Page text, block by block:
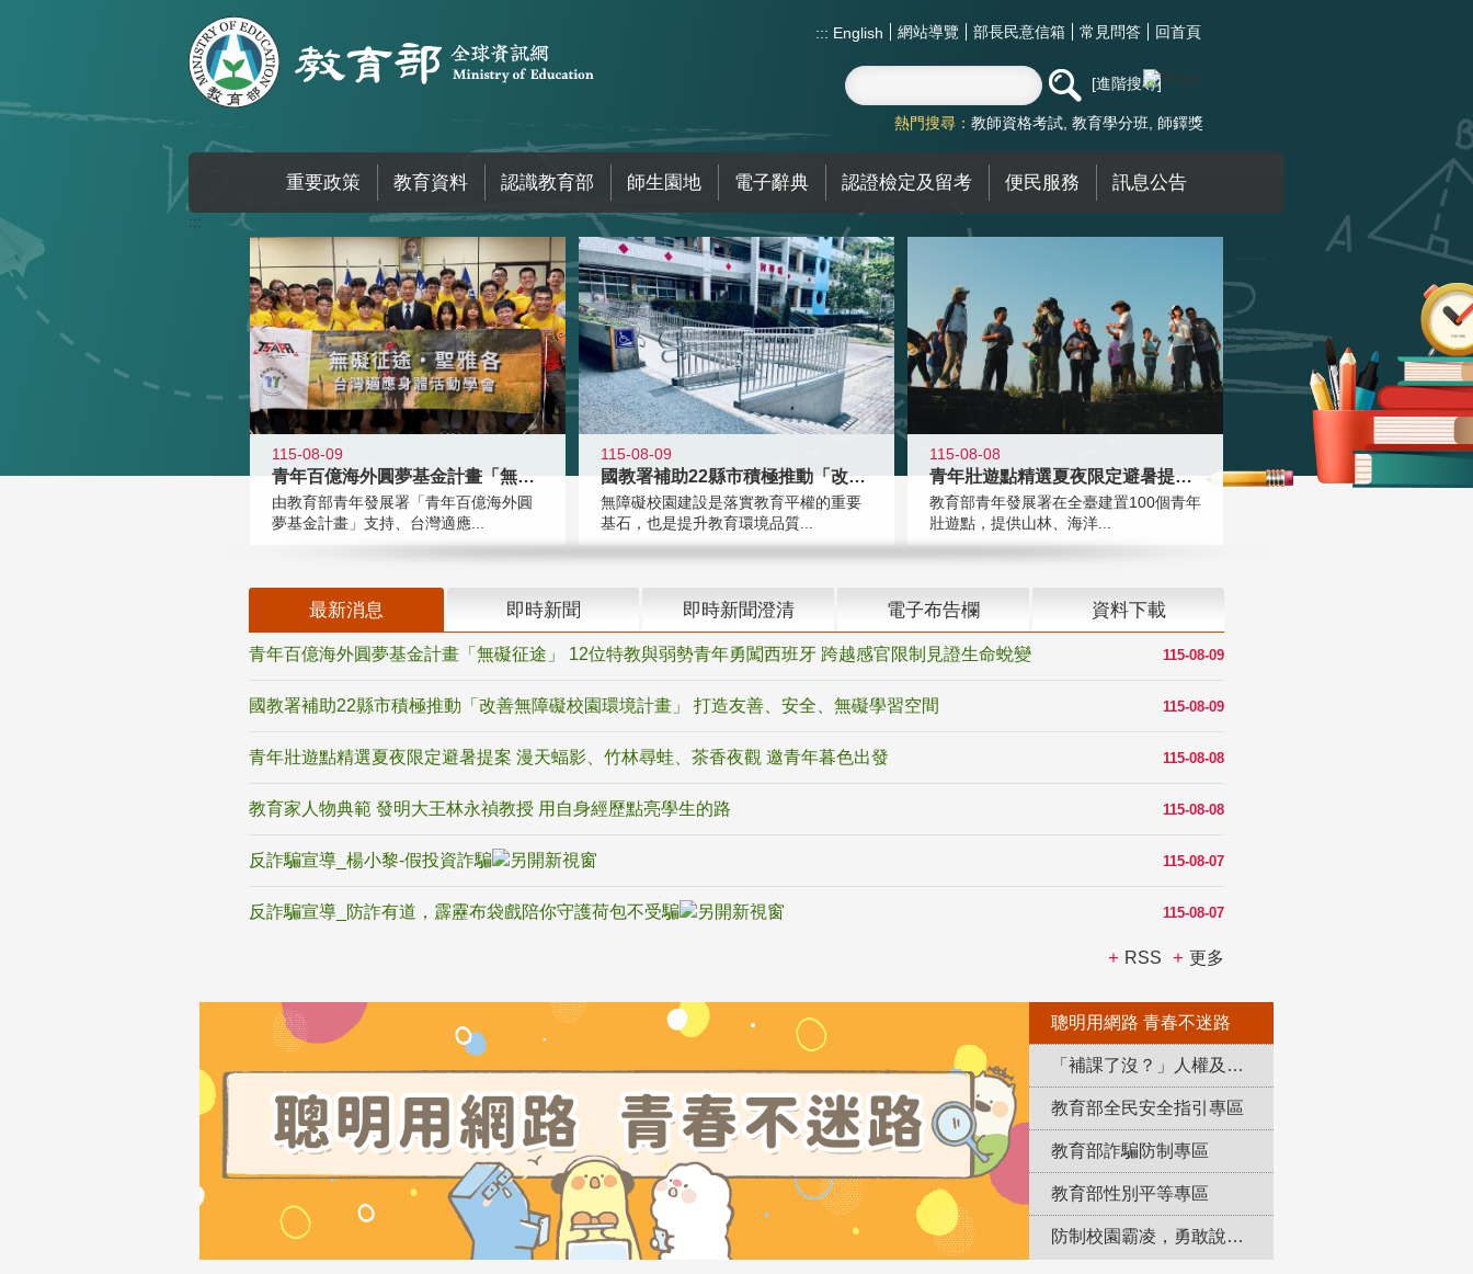
::: English 網站導覽 部長民意信箱 常見問答 回首頁
進階搜尋
熱門搜尋： 教師資格考試 教育學分班 師鐸獎
重要政策 教育資料 認識教育部 師生園地 電子辭典 認證檢定及留考 便民服務 訊息公告
:::
115-08-09
青年百億海外圓夢基金計畫「無礙征途
由教育部青年發展署「青年百億海外圓
夢基金計畫」支持、台灣適應...
115-08-09
國教署補助22縣市積極推動「改善無
無障礙校園建設是落實教育平權的重要
基石，也是提升教育環境品質...
115-08-08
青年壯遊點精選夏夜限定避暑提案 漫
教育部青年發展署在全臺建置100個青年
壯遊點，提供山林、海洋...
最新消息 即時新聞 即時新聞澄清 電子布告欄 資料下載
115-08-09
青年百億海外圓夢基金計畫「無礙征途」 12位特教與弱勢青年勇闖西班牙 跨越感官限制見證生命蛻變
115-08-09
國教署補助22縣市積極推動「改善無障礙校園環境計畫」 打造友善、安全、無礙學習空間
115-08-08
青年壯遊點精選夏夜限定避暑提案 漫天蝠影、竹林尋蛙、茶香夜觀 邀青年暮色出發
115-08-08
教育家人物典範 發明大王林永禎教授 用自身經歷點亮學生的路
115-08-07
反詐騙宣導_楊小黎-假投資詐騙
115-08-07
反詐騙宣導_防詐有道，霹靂布袋戲陪你守護荷包不受騙
RSS 更多
聰明用網路 青春不迷路
「補課了沒？」人權及轉型正義教育專區
教育部全民安全指引專區
教育部詐騙防制專區
教育部性別平等專區
防制校園霸凌，勇敢說出來！